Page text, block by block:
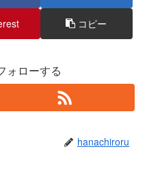
コピー
ォローする
hanachiroru